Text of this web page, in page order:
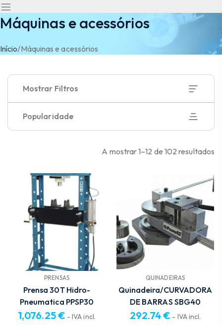
Máquinas e acessórios
Início/Máquinas e acessórios
Mostrar Filtros
Popularidade
A mostrar 1–12 de 102 resultados
PRENSAS
Prensa 30T Hidro-
Pneumatica PPSP30
1,076.25€ - IVA incl.
QUINADEIRAS
Quinadeira/CURVADORA
DE BARRAS SBG40
292.74€ - IVA incl.